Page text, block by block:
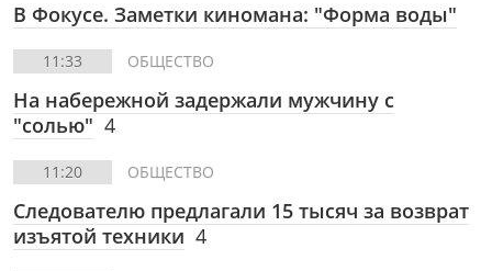
В Фокусе. Заметки киномана: "Форма воды"
11:33 ОБЩЕСТВО
На набережной задержали мужчину с
"солью" 4
11:20 ОБЩЕСТВО
Следователю предлагали 15 тысяч за возврат
изъятой техники 4